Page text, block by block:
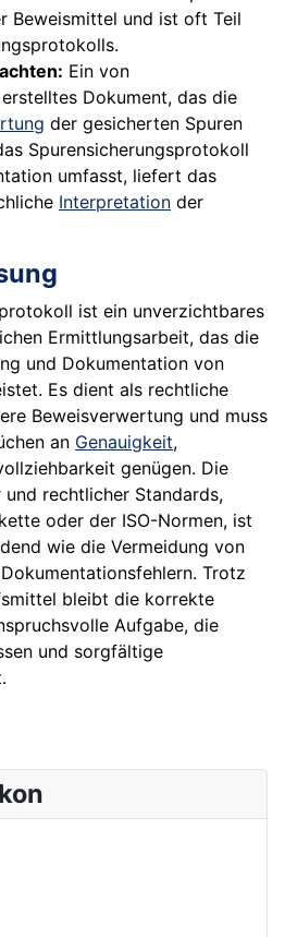
Beweismittel und ist oft Teil
Ein von
erstelltes Dokument, das die
der gesicherten Spuren
Spurensicherungsprotokoll
umfasst, liefert das
Interpretation der
ist ein unverzichtbares
Ermittlungsarbeit, das die
und Dokumentation von
Es dient als rechtliche
Beweisverwertung und muss
an Genauigkeit,
genügen. Die
rechtlicher Standards,
oder der ISO-Normen, ist
wie die Vermeidung von
Trotz
bleibt die korrekte
Aufgabe, die
und sorgfältige